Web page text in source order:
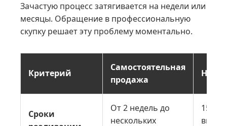
Зачастую процесс затягивается на недели или
месяцы. Обращение в профессиональную
скупку решает эту проблему моментально.
Критерий
Самостоятельная
продажа
Наша
Сроки
От 2 недель до
нескольких
15